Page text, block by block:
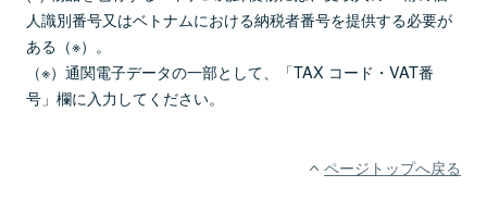
人識別番号又はベトナムにおける納税者番号を提供する必要が
ある（※）。
（※）通関電子データの一部として、「TAX コード・VAT番
号」欄に入力してください。
ページトップへ戻る